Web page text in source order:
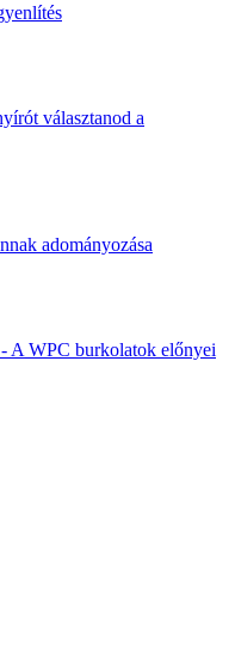
választanod a
adományozása
A WPC burkolatok előnyei